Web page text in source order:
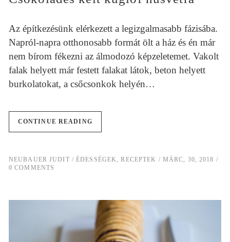
Az építkezésünk elérkezett a legizgalmasabb fázisába.
Napról-napra otthonosabb formát ölt a ház és én már
nem bírom fékezni az álmodozó képzeletemet. Vakolt
falak helyett már festett falakat látok, beton helyett
burkolatokat, a csőcsonkok helyén…
CONTINUE READING
NEUBAUER JUDIT ÉDESSÉGEK ,RECEPTEK
MÁRC, 30, 2018
0 COMMENTS